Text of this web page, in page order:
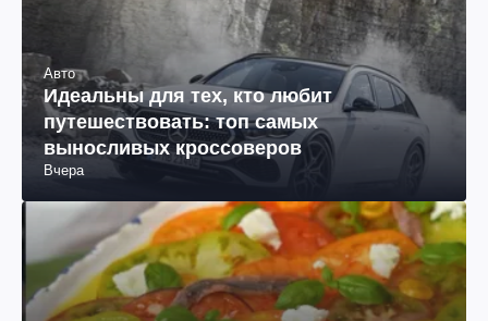
Авто
Идеальны для тех, кто любит
путешествовать: топ самых
выносливых кроссоверов
Вчера